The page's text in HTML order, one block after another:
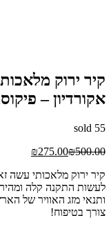
קיר ירוק
אקורדיון –
55
sold
₪500.00
₪275.00
קיר ירוק מלאכותי עשה
ותנאי מזג האוויר של
צורך בטיפוח!